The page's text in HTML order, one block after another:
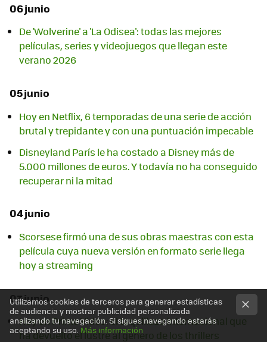
06 junio
De 'Wolverine' a 'La Odisea': todas las mejores
películas, series y videojuegos que llegan este
verano 2026
05 junio
Hoy en Netflix, 6 temporadas de una serie de acción
brutal y trepidante y con una puntuación impecable
Disneyland París le ha costado a Disney más de
5.000 millones de euros. Y todavía no ha conseguido
recuperar ni la mitad
04 junio
Scorsese firmó una de sus obras maestras con esta
película cuya nueva versión en formato serie llega
hoy a streaming
03 junio
Hoy en Prime Video: el taquillazo internacional que
ha devuelto el lustre al género de los thrillers
Utilizamos cookies de terceros para generar estadísticas
de audiencia y mostrar publicidad personalizada
analizando tu navegación. Si sigues navegando estarás
aceptando su uso. Más información